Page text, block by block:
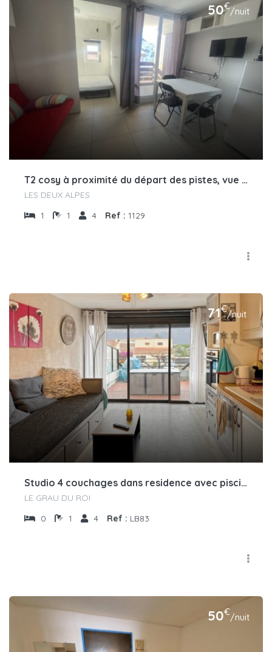
50€/nuit
T2 cosy à proximité du départ des pistes, vue sur la montagne
LES DEUX ALPES
1
1 4 Ref : 1129
71€/nuit
Studio 4 couchages dans residence avec piscine
LE GRAU DU ROI
0
1 4 Ref : LB83
50€/nuit